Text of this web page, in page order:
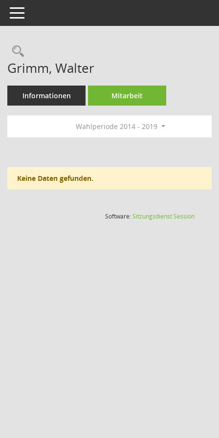
Toggle navigation
Rechercheauswahl
Grimm, Walter
Informationen Mitarbeit
Wahlperiode 2014 - 2019
Keine Daten gefunden.
Software:SitzungsdienstSession(Wird in